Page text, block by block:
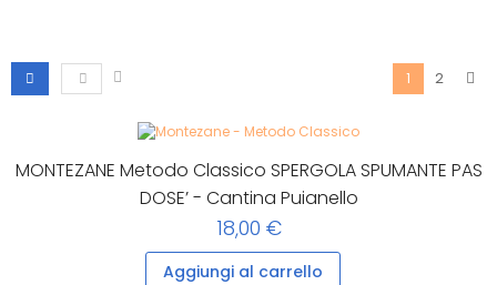
1 2
MONTEZANE Metodo Classico SPERGOLA SPUMANTE PAS
DOSE’ - Cantina Puianello
18,00 €
Aggiungi al carrello